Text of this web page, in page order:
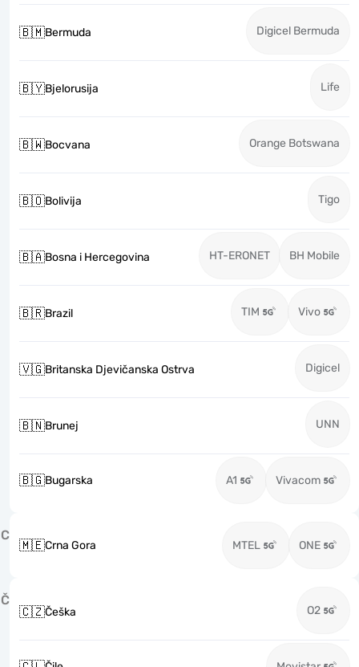
🇧🇲Bermuda Digicel Bermuda
🇧🇾Bjelorusija Life
🇧🇼Bocvana Orange Botswana
🇧🇴Bolivija Tigo
🇧🇦Bosna i Hercegovina HT-ERONET BH Mobile
🇧🇷Brazil TIM Vivo
🇻🇬Britanska Djevičanska Ostrva Digicel
🇧🇳Brunej UNN
🇧🇬Bugarska A1 Vivacom
C
🇲🇪Crna Gora MTEL ONE
Č
🇨🇿Češka O2